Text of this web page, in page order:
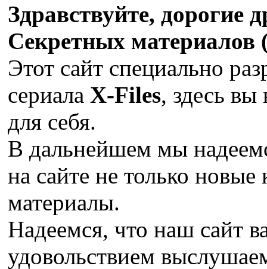
Здравствуйте, дорогие
Секретных материалов
Этот сайт специально
сериала X-Files, здесь вы
для себя.
В дальнейшем мы
на сайте не только
материалы.
Надеемся, что наш сайт
удовольствием